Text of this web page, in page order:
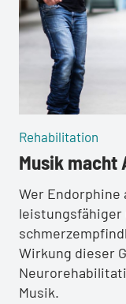
Rehabilitation
Musik macht
Wer
leistungsfähiger
Wirkung dieser
Musik.